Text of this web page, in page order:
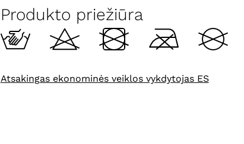
Produkto priežiūra
Atsakingas ekonominės veiklos vykdytojas ES